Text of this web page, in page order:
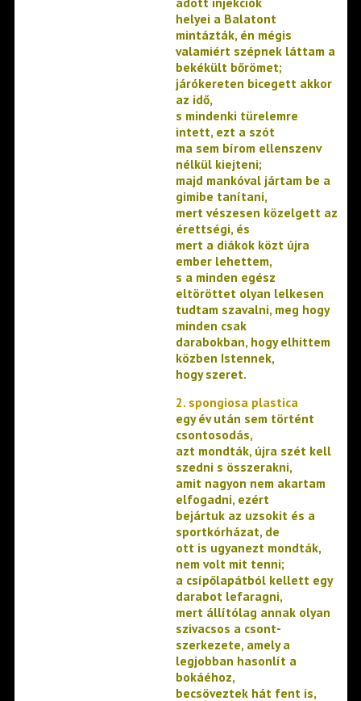
helyei a Balatont
mintázták, én mégis
valamiért szépnek láttam a
bekékült bőrömet;
járókereten bicegett akkor
az idő,
s mindenki türelemre
intett, ezt a szót
ma sem bírom ellenszenv
nélkül kiejteni;
majd mankóval jártam be a
gimibe tanítani,
mert vészesen közelgett az
érettségi, és
mert a diákok közt újra
ember lehettem,
s a minden egész
eltöröttet olyan lelkesen
tudtam szavalni, meg hogy
minden csak
darabokban, hogy elhittem
közben Istennek,
hogy szeret.
2. spongiosa plastica
egy év után sem történt
csontosodás,
azt mondták, újra szét kell
szedni s összerakni,
amit nagyon nem akartam
elfogadni, ezért
bejártuk az uzsokit és a
sportkórházat, de
ott is ugyanezt mondták,
nem volt mit tenni;
a csípőlapátból kellett egy
darabot lefaragni,
mert állítólag annak olyan
szivacsos a csont-
szerkezete, amely a
legjobban hasonlít a
bokáéhoz,
becsöveztek hát fent is,